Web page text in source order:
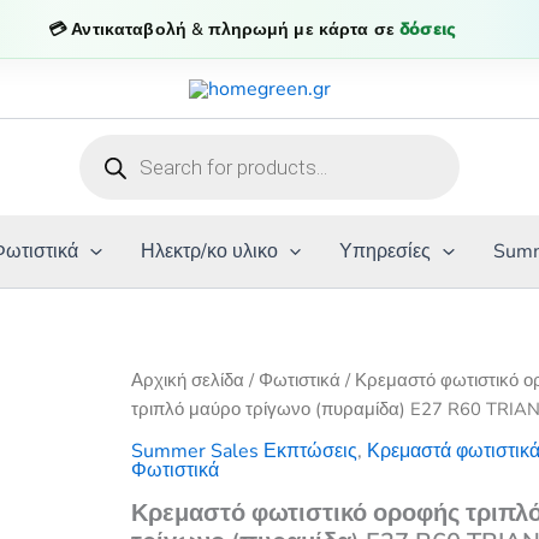
💳 Αντικαταβολή & πληρωμή με κάρτα σεδόσεις
search
Ηλεκτρ/κο υλικο Υπηρεσίες
Αρχική σελίδα / Φωτιστικά / Κρεμαστό φωτιστικό
τριπλό μαύρο τρίγωνο (πυραμίδα) E27 R60
Summer Sales Εκπτώσεις, Κρεμαστά
Φωτιστικά
Κρεμαστό φωτιστικό οροφής